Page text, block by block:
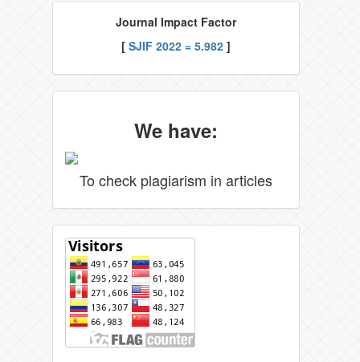
Journal Impact Factor
[ SJIF 2022 = 5.982 ]
We have:
To check plagiarism in articles